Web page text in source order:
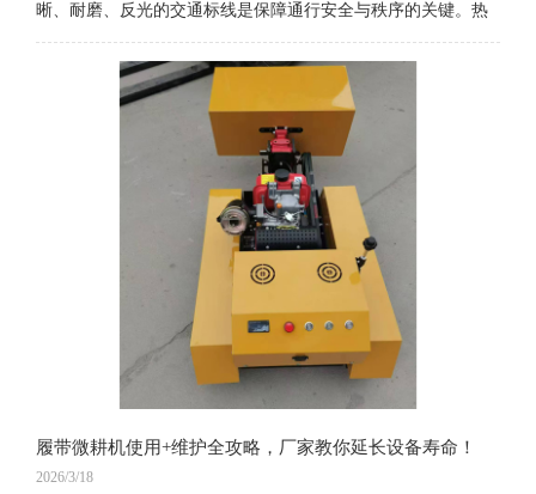
晰、耐磨、反光的交通标线是保障通行安全与秩序的关键。热
履带微耕机使用+维护全攻略，厂家教你延长设备寿命！
2026/3/18